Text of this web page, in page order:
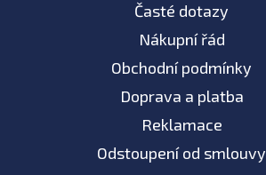
Časté dotazy
Nákupní řád
Obchodní podmínky
Doprava a platba
Reklamace
Odstoupení od smlouvy